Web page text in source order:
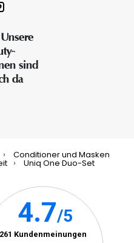
sind
da
Conditioner und Masken
Uniq One Duo-Set